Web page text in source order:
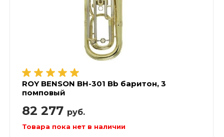
ROY BENSON BH-301 Bb баритон, 3
помповый
82 277 руб.
Товара пока нет в наличии